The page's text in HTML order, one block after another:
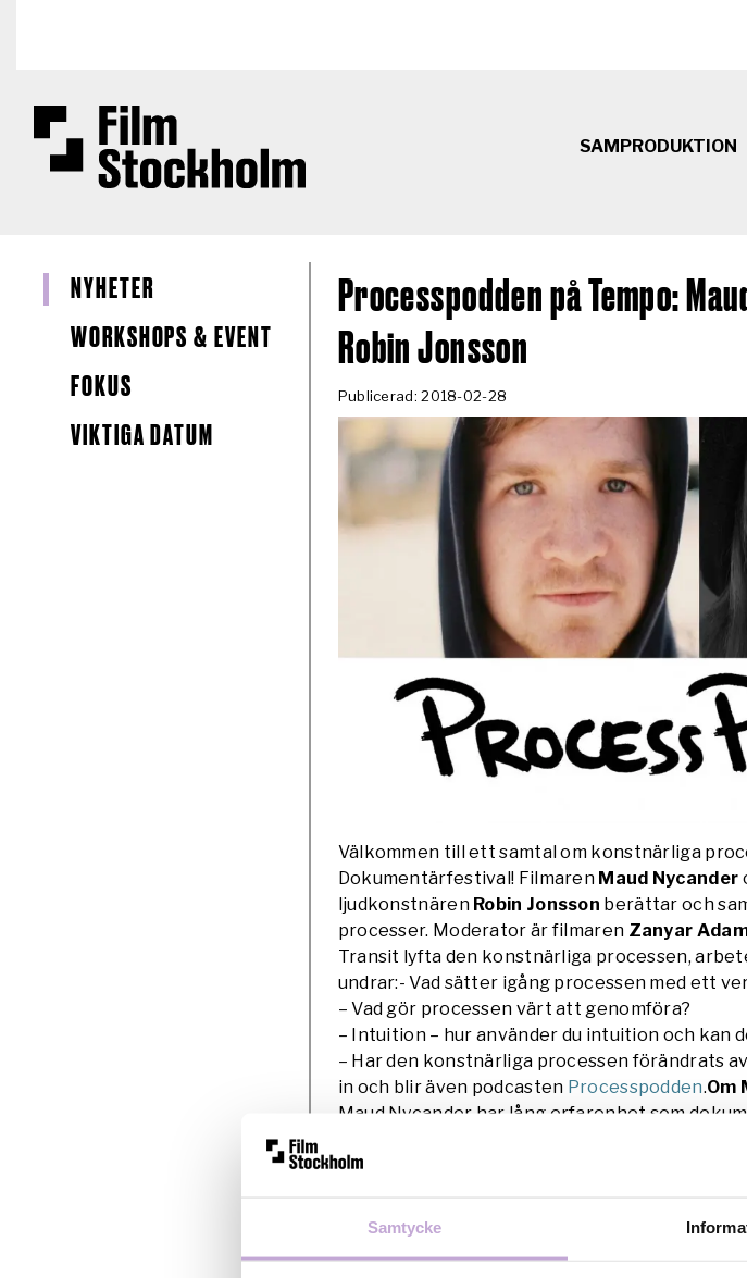
Samtycke
SAMPRODUKTION
NYHETER
WORKSHOPS & EVENT
FOKUS
VIKTIGA DATUM
Processpodden på Tempo:
Robin Jonsson
Publicerad: 2018-02-28
Välkommen till ett samtal om konstnärliga
Dokumentärfestival! Filmaren Maud Nycander
ljudkonstnären Robin Jonsson berättar och
processer. Moderator är filmaren Zanyar
Transit lyfta den konstnärliga processen,
undrar:- Vad sätter igång processen med ett
– Vad gör processen värt att genomföra?
– Intuition – hur använder du intuition och kan
– Har den konstnärliga processen förändrats
in och blir även podcasten Processpodden.Om
Maud Nycander har lång erfarenhet som
avdelning
co-regisserad med Kristina Lindström), sågs av
och fick två guldbaggar. Senaste filmen